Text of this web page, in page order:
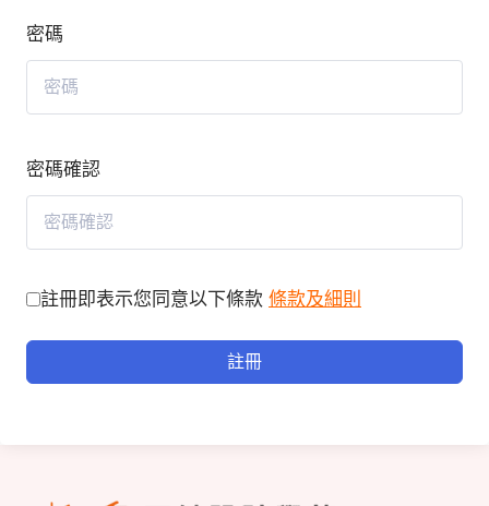
密碼
密碼確認
註冊即表示您同意以下條款 條款及細則
註冊